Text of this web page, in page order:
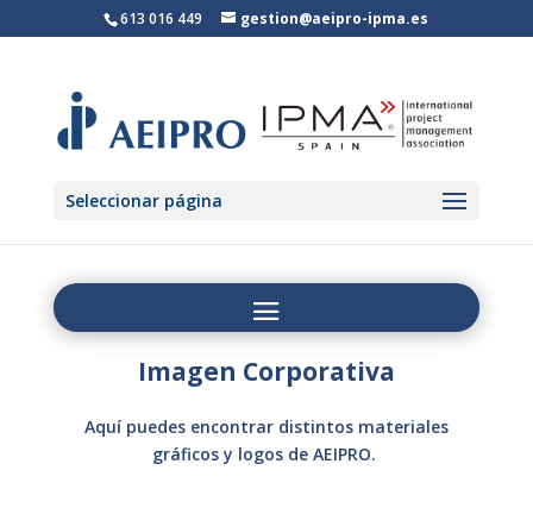
613 016 449 gestion@aeipro-ipma.es
Seleccionar página
Imagen Corporativa
Aquí puedes encontrar distintos materiales
gráficos y logos de AEIPRO.